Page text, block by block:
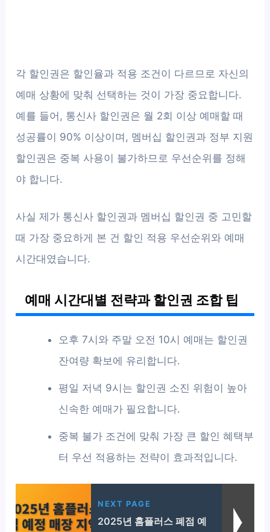
각 할인권은 할인율과 적용 조건이 다르므로 자신의
예매 상황에 맞춰 선택하는 것이 가장 중요합니다.
예를 들어, 통신사 할인권은 월 2회 이상 예매할 때
성공률이 90% 이상이며, 멤버십 할인권과 정부 지원
할인권은 중복 사용이 불가하므로 우선순위를 정해
야 합니다.
사실 제가 통신사 할인권과 멤버십 할인권 중 고민할
때 가장 중요하게 본 건 할인 적용 우선순위와 예매
시간대였습니다.
예매 시간대별 전략과 할인권 조합 팁
오후 7시와 주말 오전 10시 예매는 할인권
잔여량 확보에 유리합니다.
평일 저녁 9시는 할인권 소진 위험이 높아
신속한 예매가 필요합니다.
중복 불가 조건에 맞춰 가장 큰 할인 혜택부
터 우선 적용하는 전략이 효과적입니다.
NEXT PAGE
2025년 홈플러스 폐점 예